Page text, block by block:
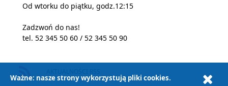
Od wtorku do piątku, godz.12:15
Zadzwoń do nas!
tel. 52 345 50 60 / 52 345 50 90
Ważne: nasze strony wykorzystują pliki cookies.